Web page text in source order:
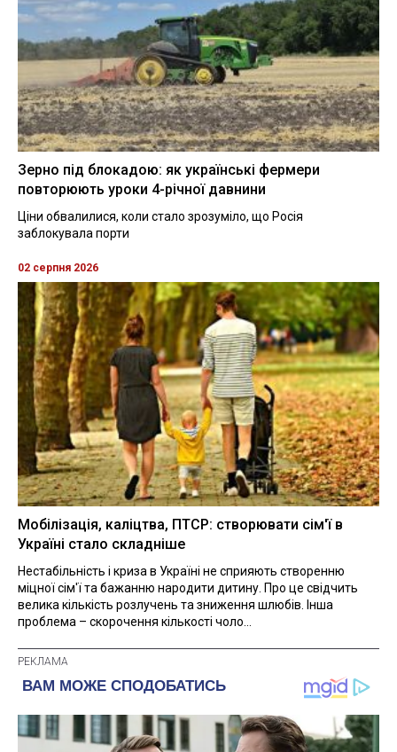
Зерно під блокадою: як українські фермери
повторюють уроки 4-річної давнини
Ціни обвалилися, коли стало зрозуміло, що Росія
заблокувала порти
02 серпня 2026
Мобілізація, каліцтва, ПТСР: створювати сім'ї в
Україні стало складніше
Нестабільність і криза в Україні не сприяють створенню
міцної сім'ї та бажанню народити дитину. Про це свідчить
велика кількість розлучень та зниження шлюбів. Інша
проблема – скорочення кількості чоло...